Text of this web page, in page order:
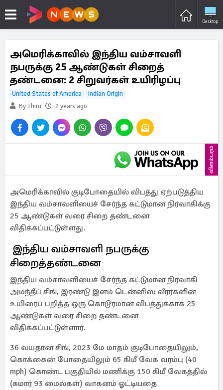
Desktop
அமெரிக்காவில் இந்திய வம்சாவளி
நபருக்கு 25 ஆண்டுகள் சிறைத்
தண்டனை: 2 சிறுவர்கள் உயிரிழப்பு
United States of America
Indian Origin
By Thiru
2 years ago
விளம்பரம்
அமெரிக்காவில் குடிபோதையில் விபத்து ஏற்படுத்திய
இந்திய வம்சாவளியைச் சேர்ந்த கட்டுமான நிர்வாகிக்கு
25 ஆண்டுகள் வரை சிறை தண்டனை
விதிக்கப்பட்டுள்ளது.
இந்திய வம்சாவளி நபருக்கு
சிறைத்தண்டனை
இந்திய வம்சாவளியைச் சேர்ந்த கட்டுமான நிர்வாகி
அமந்தீப் சிங், இரண்டு இளம் டென்னிஸ் வீரர்களின்
உயிரைப் பறித்த ஒரு கொடூரமான விபத்துக்காக 25
ஆண்டுகள் வரை சிறை தண்டனை
விதிக்கப்பட்டுள்ளார்.
36 வயதான சிங், 2023 மே மாதம் குடிபோதையிலும்,
கொக்கைன் போதையிலும் 65 கிமீ வேக வரம்பு (40
mph) கொண்ட பகுதியில் மணிக்கு 150 கிமீ வேகத்தில்
(சுமார் 93 மைல்கள்) வாகனம் ஓட்டியதை